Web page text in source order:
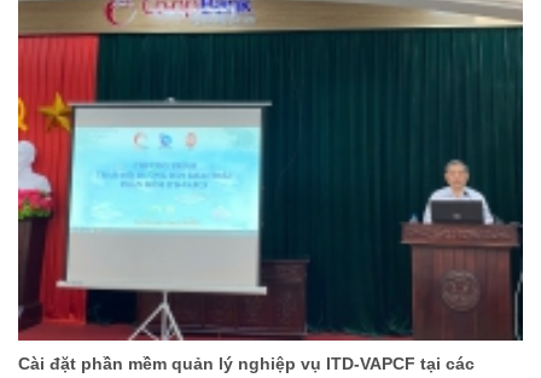
Cài đặt phần mềm quản lý nghiệp vụ ITD-VAPCF tại các